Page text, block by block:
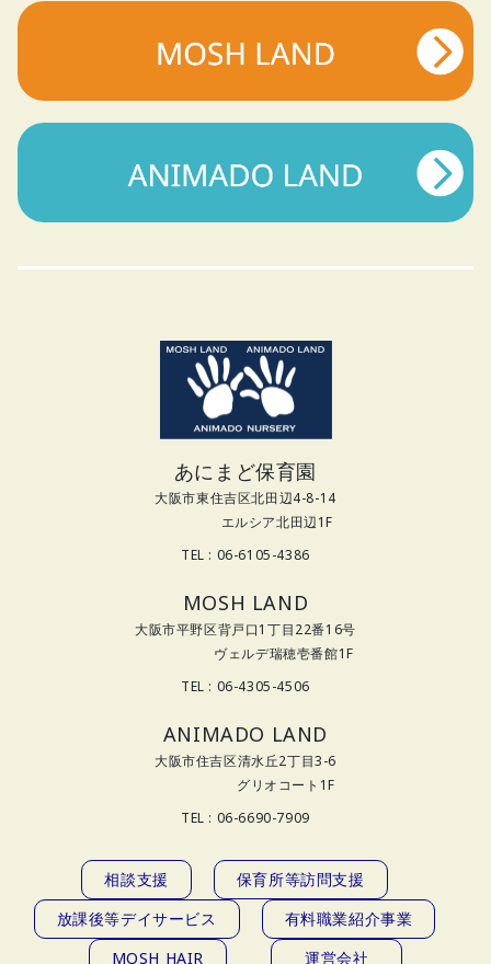
あにまど保育園
大阪市東住吉区北田辺4-8-14
エルシア北田辺1F
TEL : 06-6105-4386
MOSH LAND
大阪市平野区背戸口1丁目22番16号
ヴェルデ瑞穂壱番館1F
TEL : 06-4305-4506
ANIMADO LAND
大阪市住吉区清水丘2丁目3-6
グリオコート1F
TEL : 06-6690-7909
相談支援
保育所等訪問支援
放課後等デイサービス
有料職業紹介事業
MOSH HAIR
運営会社